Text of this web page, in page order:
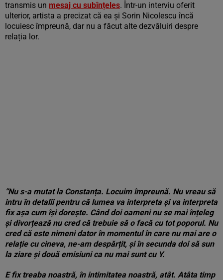
transmis un mesaj cu subînțeles. Într-un interviu oferit
ulterior, artista a precizat că ea și Sorin Nicolescu încă
locuiesc împreună, dar nu a făcut alte dezvăluiri despre
relația lor.
“Nu s-a mutat la Constanța. Locuim împreună. Nu vreau să
intru în detalii pentru că lumea va interpreta și va interpreta
fix așa cum își dorește. Când doi oameni nu se mai înțeleg
și divorțează nu cred că trebuie să o facă cu tot poporul. Nu
cred că este nimeni dator în momentul în care nu mai are o
relație cu cineva, ne-am despărțit, și în secunda doi să sun
la ziare și două emisiuni ca nu mai sunt cu Y.
E fix treaba noastră, în intimitatea noastră, atât. Atâta timp